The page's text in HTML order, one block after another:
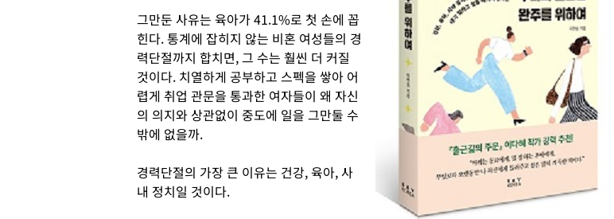
그만둔 사유는 육아가 41.1%로 첫 손에 꼽
힌다. 통계에 잡히지 않는 비혼 여성들의 경
력단절까지 합치면, 그 수는 훨씬 더 커질
것이다. 치열하게 공부하고 스펙을 쌓아 어
렵게 취업 관문을 통과한 여자들이 왜 자신
의 의지와 상관없이 중도에 일을 그만둘 수
밖에 없을까.
경력단절의 가장 큰 이유는 건강, 육아, 사
내 정치일 것이다.